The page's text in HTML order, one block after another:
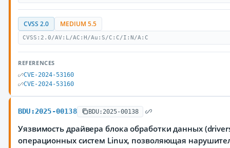
CVSS 2.0 MEDIUM 5.5
CVSS:2.0/AV:L/AC:H/Au:S/C:C/I:N/A:C
REFERENCES
CVE-2024-53160
CVE-2024-53160
BDU:2025-00138 BDU:2025-00138
Уязвимость драйвера блока обработки данных
операционных систем Linux, позволяющая